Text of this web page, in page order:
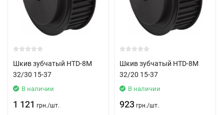
Шкив зубчатый HTD-8M
32/30 15-37
В наличии
1 121 грн./шт.
Шкив зубчатый HTD-8M
32/20 15-37
В наличии
923 грн./шт.